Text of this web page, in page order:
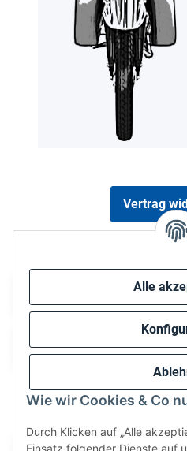
Alle
Wie wir Cookies & Co
Durch Klicken auf „Alle
Einsatz folgender Dienste auf
Vertrag
Wir versenden via: